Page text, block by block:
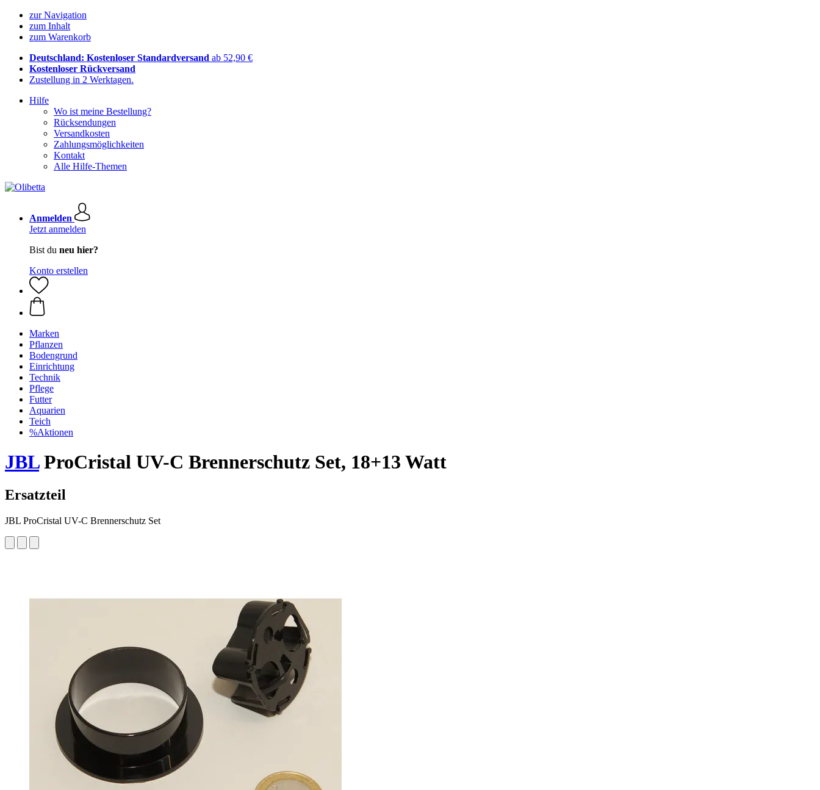
zur Navigation
zum Inhalt
zum Warenkorb
Deutschland: Kostenloser Standardversand ab 52,90 €
Kostenloser Rückversand
Zustellung in 2 Werktagen.
Hilfe
Wo ist meine Bestellung?
Rücksendungen
Versandkosten
Zahlungsmöglichkeiten
Kontakt
Alle Hilfe-Themen
Anmelden
Jetzt anmelden
Bist du neu hier?
Konto erstellen
Marken
Pflanzen
Bodengrund
Einrichtung
Technik
Pflege
Futter
Aquarien
Teich
%Aktionen
JBLProCristal UV-C Brennerschutz Set, 18+13 Watt
Ersatzteil
JBL ProCristal UV-C Brennerschutz Set